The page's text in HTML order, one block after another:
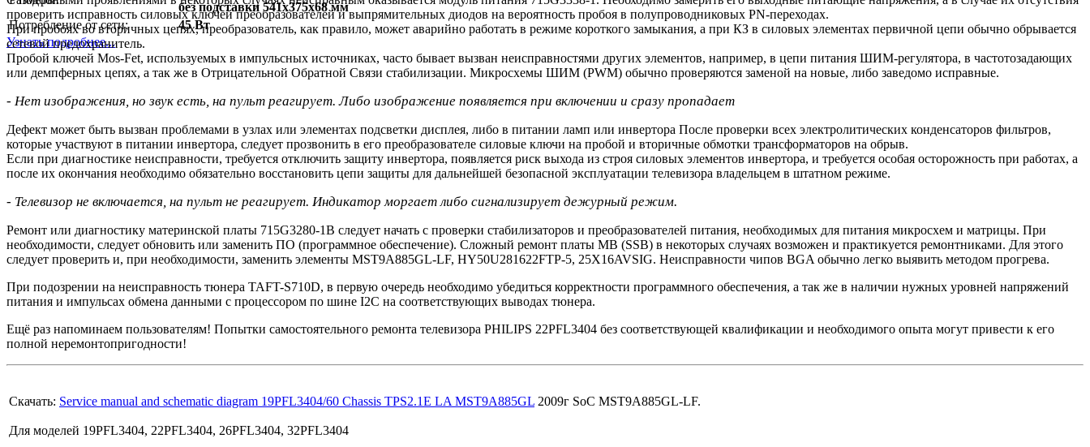
без подставки 541x375x68 мм
Потребление от сети:
45 Вт
Узнать подробнее...
проверить исправность силовых ключей преобразователей и выпрямительных диодов на вероятность пробоя в полупроводниковых PN-переходах.
При пробоях во вторичных цепях, преобразователь, как правило, может аварийно работать в режиме короткого замыкания, а при КЗ в силовых элементах первичной цепи обычно обрывается
сетевой предохранитель.
Пробой ключей Mos-Fet, используемых в импульсных источниках, часто бывает вызван неисправностями других элементов, например, в цепи питания ШИМ-регулятора, в частотозадающих
или демпферных цепях, а так же в Отрицательной Обратной Связи стабилизации. Микросхемы ШИМ (PWM) обычно проверяются заменой на новые, либо заведомо исправные.
- Нет изображения, но звук есть, на пульт реагирует. Либо изображение появляется при включении и сразу пропадает
Дефект может быть вызван проблемами в узлах или элементах подсветки дисплея, либо в питании ламп или инвертора После проверки всех электролитических конденсаторов фильтров,
которые участвуют в питании инвертора, следует прозвонить в его преобразователе силовые ключи на пробой и вторичные обмотки трансформаторов на обрыв.
Если при диагностике неисправности, требуется отключить защиту инвертора, появляется риск выхода из строя силовых элементов инвертора, и требуется особая осторожность при работах, а
после их окончания необходимо обязательно восстановить цепи защиты для дальнейшей безопасной эксплуатации телевизора владельцем в штатном режиме.
- Телевизор не включается, на пульт не реагирует. Индикатор моргает либо сигнализирует дежурный режим.
Ремонт или диагностику материнской платы 715G3280-1B следует начать с проверки стабилизаторов и преобразователей питания, необходимых для питания микросхем и матрицы. При
необходимости, следует обновить или заменить ПО (программное обеспечение). Сложный ремонт платы MB (SSB) в некоторых случаях возможен и практикуется ремонтниками. Для этого
следует проверить и, при необходимости, заменить элементы MST9A885GL-LF, HY50U281622FTP-5, 25X16AVSIG. Неисправности чипов BGA обычно легко выявить методом прогрева.
При подозрении на неисправность тюнера TAFT-S710D, в первую очередь необходимо убедиться корректности программного обеспечения, а так же в наличии нужных уровней напряжений
питания и импульсах обмена данными с процессором по шине I2C на соответствующих выводах тюнера.
Ещё раз напоминаем пользователям! Попытки самостоятельного ремонта телевизора PHILIPS 22PFL3404 без соответствующей квалификации и необходимого опыта могут привести к его
полной неремонтопригодности!
Скачать: Service manual and schematic diagram 19PFL3404/60 Chassis TPS2.1E LA MST9A885GL 2009г SoC MST9A885GL-LF.
Для моделей 19PFL3404, 22PFL3404, 26PFL3404, 32PFL3404